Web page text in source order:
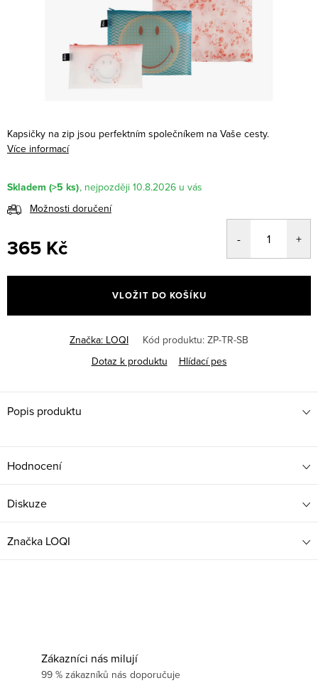
Kapsičky na zip jsou perfektním společníkem na Vaše cesty.
Více informací
Skladem (>5 ks)
10.8.2026
Možnosti doručení
365 Kč
cena:
VLOŽIT DO KOŠÍKU
Značka: LOQI Kód produktu: ZP-TR-SB
Dotaz k produktu
Hlídací pes
Popis produktu
Hodnocení
Diskuze
Značka LOQI
Zákazníci nás milují
99 % zákazníků nás doporučuje